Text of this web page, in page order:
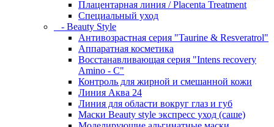
Плацентарная линия / Placenta Treatment
Специальный уход
- Beauty Style
Антивозрастная серия "Taurine & Resveratrol"
Аппаратная косметика
Восстанавливающая серия "Intens recovery
Amino - C"
Контроль для жирной и смешанной кожи
Линия Аква 24
Линия для области вокруг глаз и губ
Маски Beauty style экспресс уход (саше)